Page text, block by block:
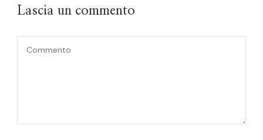
Lascia un commento